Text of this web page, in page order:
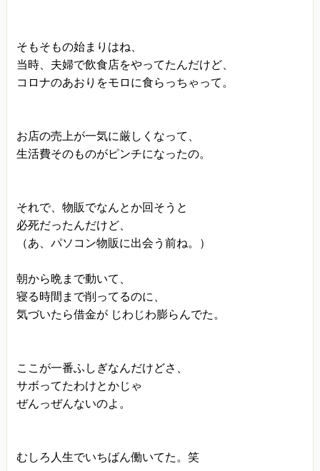
報の照会、修正または削除を希望される場合は、
ご本人であることを確認させていただいたうえ
で、合理的な範囲ですみやかに 対応させていただ
プライバシーに関する意見・苦情・異議申し立て
について
通じて当方にまずご連絡ください。
内容確認後、折り返しメールでの連絡をした後、
そもそもの始まりはね、
当時、夫婦で飲食店をやってたんだけど、
コロナのあおりをモロに食らっちゃって。
お店の売上が一気に厳しくなって、
生活費そのものがピンチになったの。
それで、物販でなんとか回そうと
必死だったんだけど、
（あ、パソコン物販に出会う前ね。）
朝から晩まで動いて、
寝る時間まで削ってるのに、
気づいたら借金が じわじわ膨らんでた。
ここが一番ふしぎなんだけどさ、
サボってたわけとかじゃ
ぜんっぜんないのよ。
むしろ人生でいちばん働いてた。笑